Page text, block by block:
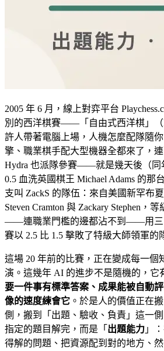
2005 年 6 月，線上對弈平台
別的西洋棋賽——「自由式西洋棋」（
許人帶著電腦上場，人機怎麼配隊隨
擎、職業棋手配大型機器全都來了，
Hydra 也派隊參賽——就是幾天後（同
0.5 血洗英國棋王 Michael Adams 的那
支叫 ZackS 的隊伍：來自美國新罕布
Steven Cramton 與 Zackary Stephen，
——連職業門檻的邊都沾不到——用三
賽以 2.5 比 1.5 擊敗了特級大師領軍的
這場 20 年前的比賽，正在變成每一個
演。這幾年 AI 的進步不是隨機的，它
要一件事有標準答案、成果能被自動
像的速度練會它 。於是人的價值正在
側，搬到「出題、驗收、負責」這一
指定的題目解完，而是「 出題能力 」
得解的問題、把資源配到對的地方、